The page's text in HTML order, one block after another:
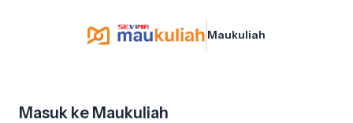
Maukuliah
Masuk ke Maukuliah